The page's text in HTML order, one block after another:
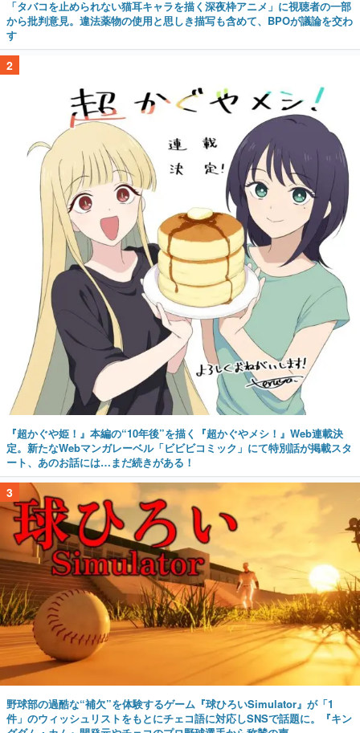
「タバコを止められない猫耳キャラを描く深夜枠アニメ」に視聴者の一部
から批判意見。違法薬物の使用と思しき描写も含めて、BPOが議論を交わ
す
2
『超かぐや姫！』本編の“10年後”を描く『超かぐやメシ！』Web連載決
定。新たなWebマンガレーベル「ビビビコミック」にて特別話が掲載スタ
ート、あのお話には…まだ続きがある！
3
野球部の過酷な“補欠”を体験するゲーム『球ひろいSimulator』が「1
件」のウィッシュリストをもとにチェコ語に対応しSNSで話題に。『キン